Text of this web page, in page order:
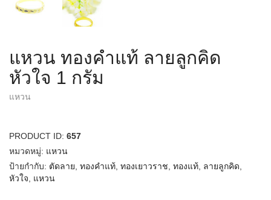
แหวน ทองคำแท้ ลายลูกคิด
หัวใจ 1 กรัม
แหวน
PRODUCT ID: 657
หมวดหมู่: แหวน
ป้ายกำกับ: ตัดลาย ทองคำแท้ ทองเยาวราช ทองแท้ ลายลูกคิด
หัวใจ
แหวน